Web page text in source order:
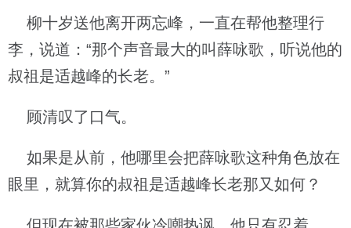
柳十岁送他离开两忘峰，一直在帮他整理行
李，说道：“那个声音最大的叫薛咏歌，听说他的
叔祖是适越峰的长老。”
顾清叹了口气。
如果是从前，他哪里会把薛咏歌这种角色放在
眼里，就算你的叔祖是适越峰长老那又如何？